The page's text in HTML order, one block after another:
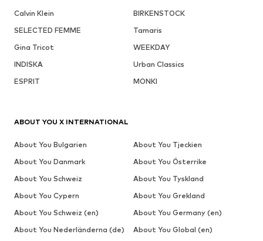
Calvin Klein
BIRKENSTOCK
SELECTED FEMME
Tamaris
Gina Tricot
WEEKDAY
INDISKA
Urban Classics
ESPRIT
MONKI
ABOUT YOU X INTERNATIONAL
About You Bulgarien
About You Tjeckien
About You Danmark
About You Österrike
About You Schweiz
About You Tyskland
About You Cypern
About You Grekland
About You Schweiz (en)
About You Germany (en)
About You Nederländerna (de)
About You Global (en)